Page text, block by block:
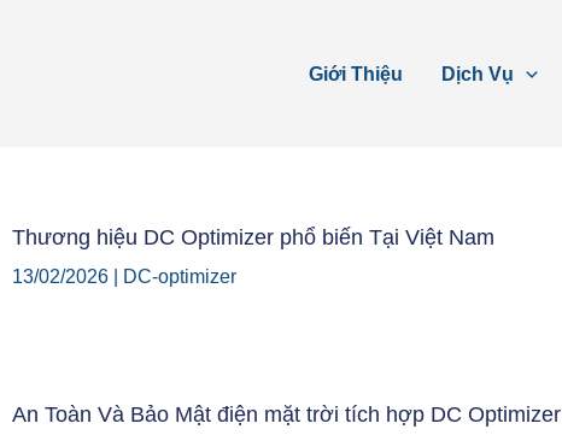
Giới Thiệu Dịch Vụ
Thương hiệu DC Optimizer phổ biến Tại Việt Nam
13/02/2026 DC-optimizer
An Toàn Và Bảo Mật điện mặt trời tích hợp DC Optimizer